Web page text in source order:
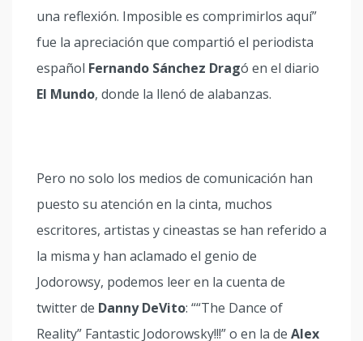
una reflexión. Imposible es comprimirlos aquí”
fue la apreciación que compartió el periodista
español Fernando Sánchez Dragó en el diario
El Mundo, donde la llenó de alabanzas.
Pero no solo los medios de comunicación han
puesto su atención en la cinta, muchos
escritores, artistas y cineastas se han referido a
la misma y han aclamado el genio de
Jodorowsy, podemos leer en la cuenta de
twitter de Danny DeVito: ““The Dance of
Reality” Fantastic Jodorowsky!!!” o en la de Alex